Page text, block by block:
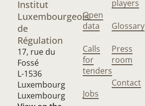
Institut
Luxembourgeois
de
Régulation
17, rue du
Fossé
L-1536
Luxembourg
Luxembourg
Open
data
Calls
for
tenders
Jobs
players
Glossary
Press
room
Contact